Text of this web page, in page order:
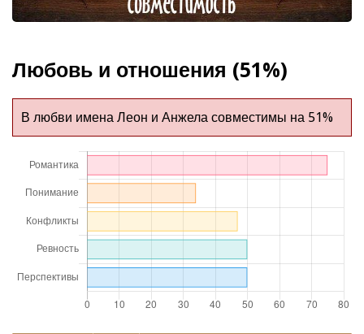
Любовь и отношения (51%)
В любви имена Леон и Анжела совместимы на 51%